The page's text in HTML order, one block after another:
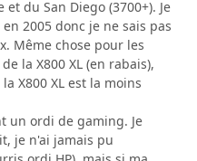
du San Diego (3700+). Je
2005 donc je ne sais pas
Même chose pour les
la X800 XL (en rabais),
X800 XL est la moins
un ordi de gaming. Je
je n'ai jamais pu